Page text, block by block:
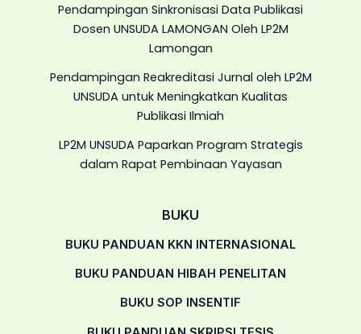
Pendampingan Sinkronisasi Data Publikasi
Dosen UNSUDA LAMONGAN Oleh LP2M
Lamongan
Pendampingan Reakreditasi Jurnal oleh LP2M
UNSUDA untuk Meningkatkan Kualitas
Publikasi Ilmiah
LP2M UNSUDA Paparkan Program Strategis
dalam Rapat Pembinaan Yayasan
BUKU
BUKU PANDUAN KKN INTERNASIONAL
BUKU PANDUAN HIBAH PENELITAN
BUKU SOP INSENTIF